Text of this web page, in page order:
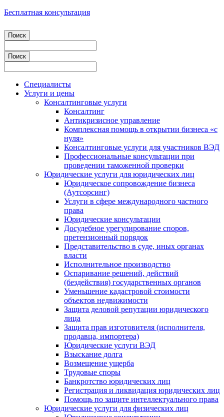
Бесплатная консультация
Специалисты
Услуги и цены
Консалтинговые услуги
Консалтинг
Антикризисное управление
Комплексная помощь в открытии бизнеса «с
нуля»
Консалтинговые услуги для участников ВЭД
Профессиональные консультации при
проведении таможенной проверки
Юридические услуги для юридических лиц
Юридическое сопровождение бизнеса
(Аутсорсинг)
Услуги в сфере международного частного
права
Юридические консультации
Досудебное урегулирование споров,
претензионный порядок
Представительство в суде, иных органах
власти
Исполнительное производство
Оспаривание решений, действий
(бездействия) государственных органов
Уменьшение кадастровой стоимости
объектов недвижимости
Защита деловой репутации юридического
лица
Защита прав изготовителя (исполнителя,
продавца, импортера)
Юридические услуги ВЭД
Взыскание долга
Возмещение ущерба
Трудовые споры
Банкротство юридических лиц
Регистрация и ликвидация юридических лиц
Помощь по защите интеллектуального права
Юридические услуги для физических лиц